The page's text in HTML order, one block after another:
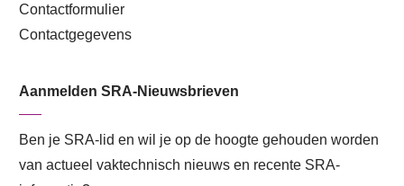
Contactformulier
Contactgegevens
Aanmelden SRA-Nieuwsbrieven
Ben je SRA-lid en wil je op de hoogte gehouden worden
van actueel vaktechnisch nieuws en recente SRA-